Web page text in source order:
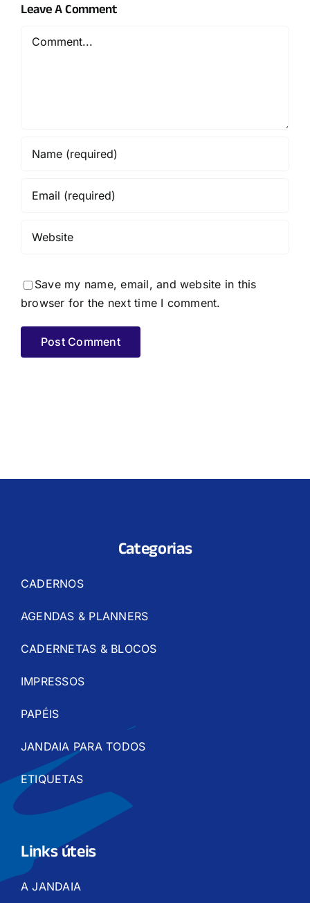
Leave A Comment
Save my name, email, and website in this
browser for the next time I comment.
Categorias
CADERNOS
AGENDAS & PLANNERS
CADERNETAS & BLOCOS
IMPRESSOS
PAPÉIS
JANDAIA PARA TODOS
ETIQUETAS
Links úteis
A JANDAIA